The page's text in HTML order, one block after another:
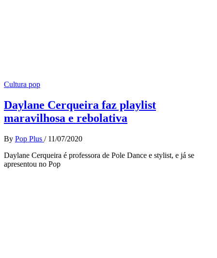
Cultura pop
Daylane Cerqueira faz playlist
maravilhosa e rebolativa
By Pop Plus / 11/07/2020
Daylane Cerqueira é professora de Pole Dance e stylist, e já se
apresentou no Pop